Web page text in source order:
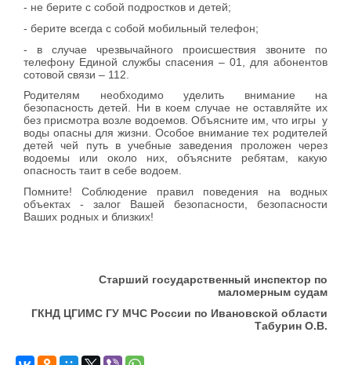
- не берите с собой подростков и детей;
- берите всегда с собой мобильный телефон;
- в случае чрезвычайного происшествия звоните по
телефону Единой службы спасения – 01, для абонентов
сотовой связи – 112.
Родителям необходимо уделить внимание на
безопасность детей. Ни в коем случае не оставляйте их
без присмотра возле водоемов. Объясните им, что игры у
воды опасны для жизни. Особое внимание тех родителей
детей чей путь в учебные заведения проложен через
водоемы или около них, объясните ребятам, какую
опасность таит в себе водоем.
Помните! Соблюдение правил поведения на водных
объектах - залог Вашей безопасности, безопасности
Ваших родных и близких!
Старший государственный инспектор по
маломерным судам
ГКНД ЦГИМС ГУ МЧС России по Ивановской области
Табурин О.В.